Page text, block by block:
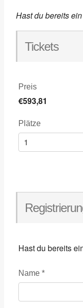
Hast du bereits
Tickets
Preis
€593,81
Plätze
Hast du bereits
Name *